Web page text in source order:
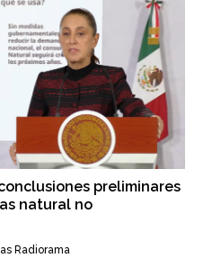
preliminares
natural no
Radiorama